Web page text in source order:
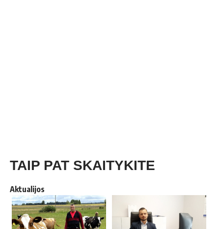
TAIP PAT SKAITYKITE
Aktualijos